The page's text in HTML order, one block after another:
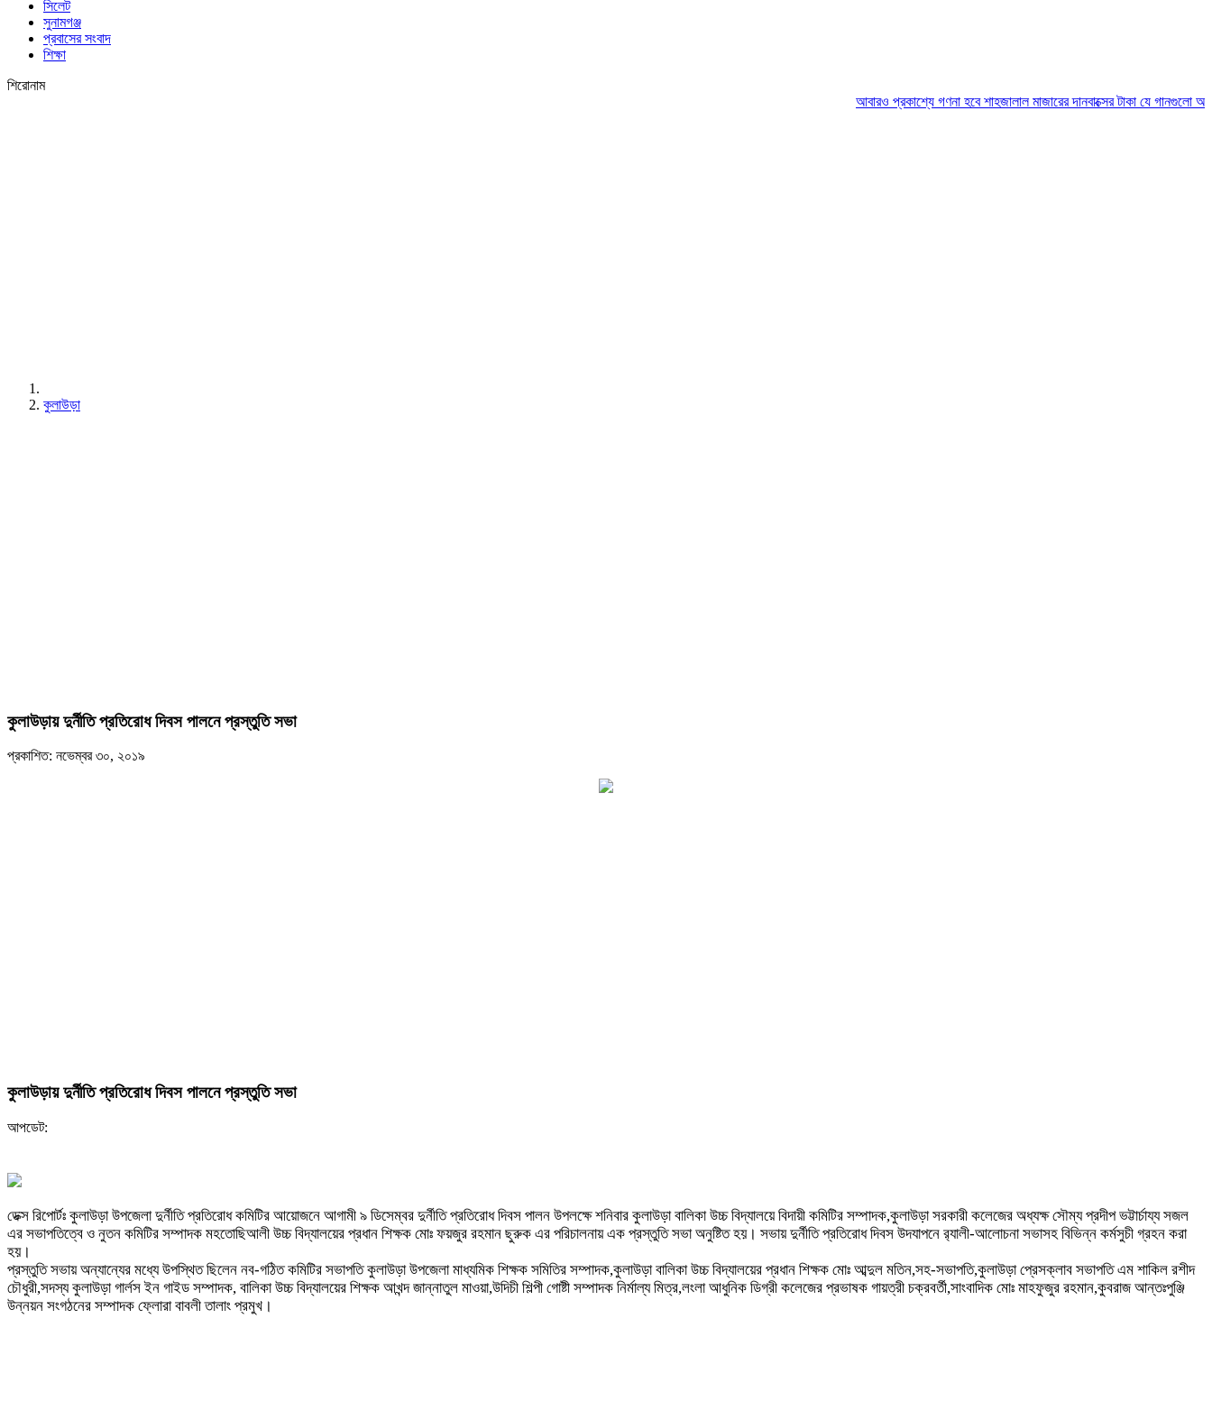
সিলেট
সুনামগঞ্জ
প্রবাসের সংবাদ
শিক্ষা
শিরোনাম
আবারও প্রকাশ্যে গণনা হবে শাহজালাল মাজারের দানবাক্সের টাকাযে গানগুলো আজও ফিরিয়ে
কুলাউড়া
কুলাউড়ায় দুর্নীতি প্রতিরোধ দিবস পালনে প্রস্তুতি সভা
প্রকাশিত: নভেম্বর ৩০, ২০১৯
কুলাউড়ায় দুর্নীতি প্রতিরোধ দিবস পালনে প্রস্তুতি সভা
আপডেট:
ডেক্স রিপোর্টঃ কুলাউড়া উপজেলা দুর্নীতি প্রতিরোধ কমিটির আয়োজনে আগামী ৯ ডিসেম্বর দুর্নীতি প্রতিরোধ দিবস পালন উপলক্ষে শনিবার কুলাউড়া বালিকা উচ্চ বিদ্যালয়ে বিদায়ী কমিটির সম্পাদক,কুলাউড়া সরকারী কলেজের অধ্যক্ষ সৌম্য প্রদীপ ভট্টার্চায্য সজল
এর সভাপতিত্বে ও নুতন কমিটির সম্পাদক মহতোছিআলী উচ্চ বিদ্যালয়ের প্রধান শিক্ষক মোঃ ফয়জুর রহমান ছুরুক এর পরিচালনায় এক প্রস্তুতি সভা অনুষ্টিত হয়। সভায় দুর্নীতি প্রতিরোধ দিবস উদযাপনে র‌্যালী-আলোচনা সভাসহ বিভিন্ন কর্মসুচী গ্রহন করা
হয়।
প্রস্তুতি সভায় অন্যান্যের মধ্যে উপস্থিত ছিলেন নব-গঠিত কমিটির সভাপতি কুলাউড়া উপজেলা মাধ্যমিক শিক্ষক সমিতির সম্পাদক,কুলাউড়া বালিকা উচ্চ বিদ্যালয়ের প্রধান শিক্ষক মোঃ আব্দুল মতিন,সহ-সভাপতি,কুলাউড়া প্রেসক্লাব সভাপতি এম শাকিল রশীদ
চৌধুরী,সদস্য কুলাউড়া গার্লস ইন গাইড সম্পাদক, বালিকা উচ্চ বিদ্যালয়ের শিক্ষক আখন্দ জান্নাতুল মাওয়া,উদিচী শিল্পী গোষ্টী সম্পাদক নির্মাল্য মিত্র,লংলা আধুনিক ডিগ্রী কলেজের প্রভাষক গায়ত্রী চক্রবর্তী,সাংবাদিক মোঃ মাহফুজুর রহমান,কুবরাজ আন্তঃপুঞ্জি
উন্নয়ন সংগঠনের সম্পাদক ফ্লোরা বাবলী তালাং প্রমুখ।